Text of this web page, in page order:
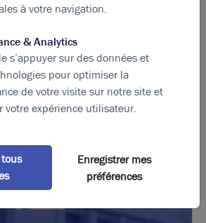
: les questions incontournables
à votre navigation.
& Analytics
s’appuyer sur des données et
pour optimiser la
de votre visite sur notre site et
votre expérience utilisateur.
Enregistrer mes
préférences